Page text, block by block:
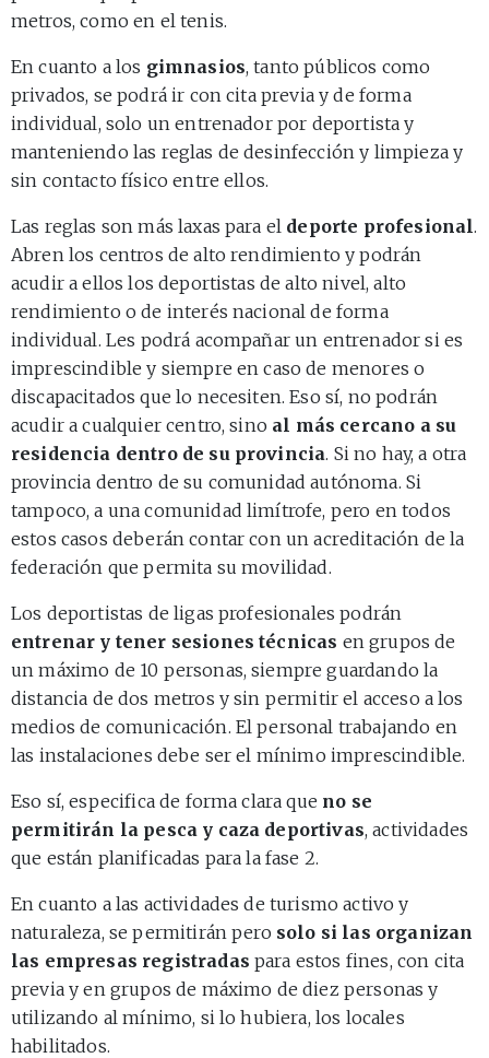
metros, como en el tenis.
En cuanto a los gimnasios, tanto públicos como
privados, se podrá ir con cita previa y de forma
individual, solo un entrenador por deportista y
manteniendo las reglas de desinfección y limpieza y
sin contacto físico entre ellos.
Las reglas son más laxas para el deporte profesional.
Abren los centros de alto rendimiento y podrán
acudir a ellos los deportistas de alto nivel, alto
rendimiento o de interés nacional de forma
individual. Les podrá acompañar un entrenador si es
imprescindible y siempre en caso de menores o
discapacitados que lo necesiten. Eso sí, no podrán
acudir a cualquier centro, sino al más cercano a su
residencia dentro de su provincia. Si no hay, a otra
provincia dentro de su comunidad autónoma. Si
tampoco, a una comunidad limítrofe, pero en todos
estos casos deberán contar con un acreditación de la
federación que permita su movilidad.
Los deportistas de ligas profesionales podrán
entrenar y tener sesiones técnicas en grupos de
un máximo de 10 personas, siempre guardando la
distancia de dos metros y sin permitir el acceso a los
medios de comunicación. El personal trabajando en
las instalaciones debe ser el mínimo imprescindible.
Eso sí, especifica de forma clara que no se
permitirán la pesca y caza deportivas, actividades
que están planificadas para la fase 2.
En cuanto a las actividades de turismo activo y
naturaleza, se permitirán pero solo si las organizan
las empresas registradas para estos fines, con cita
previa y en grupos de máximo de diez personas y
utilizando al mínimo, si lo hubiera, los locales
habilitados.